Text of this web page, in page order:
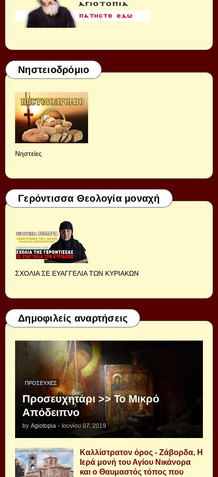
Νηστειοδρόμιο
Νηστείες
Γερόντισσα Θεολογία μοναχή
ΣΧΟΛΙΑ ΣΕ ΕΥΑΓΓΕΛΙΑ ΤΩΝ ΚΥΡΙΑΚΩΝ
Δημοφιλείς αναρτήσεις
ΠΡΟΣΕΥΧΈΣ
Προσευχητάρι >> Το Μικρό
Απόδειπνο
by Agiotopia - Ιουνίου 07, 2019
Καλλίστρατον όρος - Ζάβορδα, Η
Ιερά μονή του Αγίου Νικάνορα
και ο Θαυμαστός τόπος που